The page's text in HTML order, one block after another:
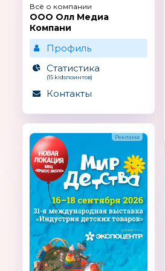
Всё о компании
ООО Олл Медиа
Компани
Профиль
Статистика
(15 kidsпоинтов)
Контакты